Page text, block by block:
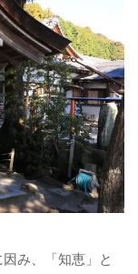
み、「知恵」と